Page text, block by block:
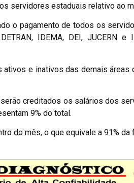
servidores estaduais relativo ao
o pagamento de todos os
IDEMA, DEI, JUCERN
e inativos das demais áreas
creditados os salários dos
9% do total.
do mês, o que equivale a 91% da